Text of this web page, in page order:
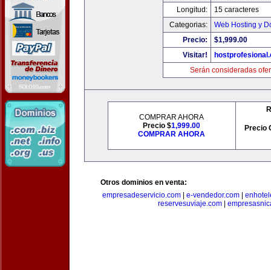
Longitud:
15 caracteres
Categorias:
Web Hosting y
Precio:
$1,999.00
Visitar!
Serán consideradas
COMPRAR AHORA
Precio $1,999.00
COMPRAR AHORA
Precio
Otros dominios en venta:
empresadeservicio.com| e-vendedor.com|
reservesuviaje.com